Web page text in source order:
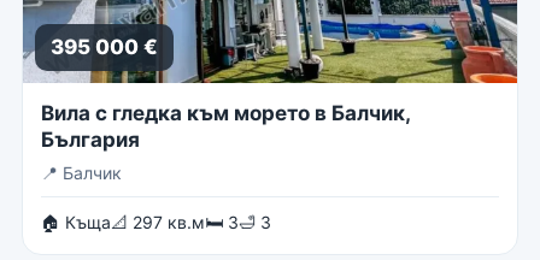
395 000 €
Вила с гледка към морето в Балчик,
България
📍 Балчик
🏠 Къща📐 297 кв.м🛏 3🛁 3